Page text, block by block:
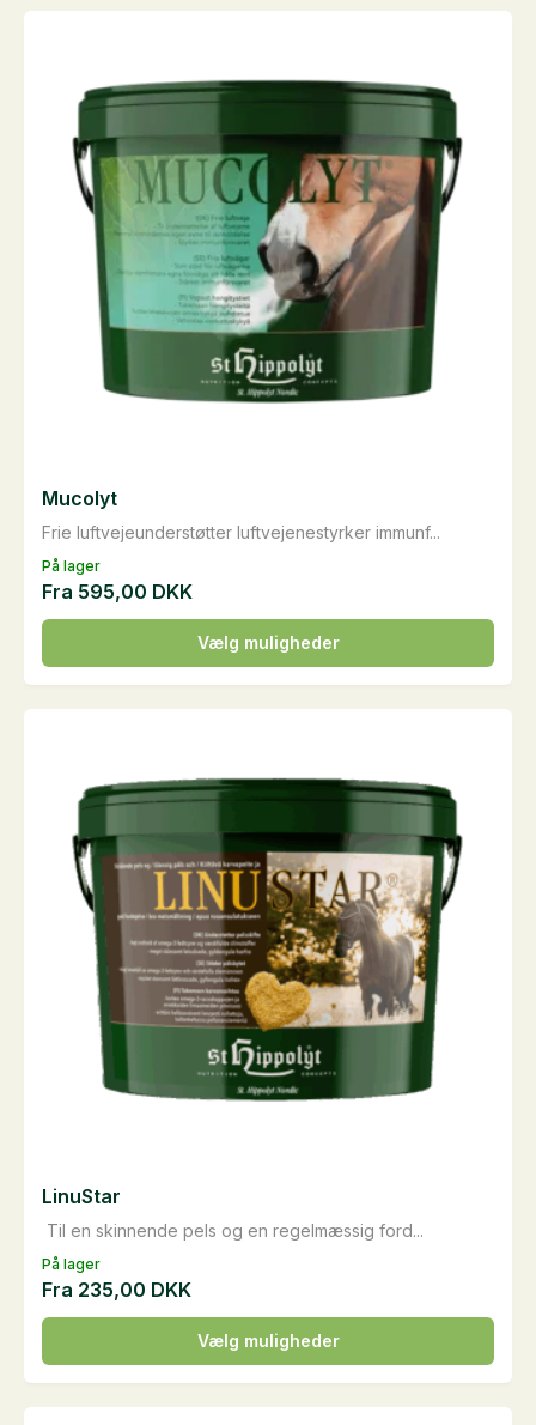
På lager
Frie luftvejeunderstøtter luftvejenestyrker immunf...
Mucolyt
Fra 595,00 DKK
Vælg muligheder
Dette
vare
har
Mulighederne
vælges
varesiden
På lager
Til en skinnende pels og en regelmæssig ford...
LinuStar
Fra 235,00 DKK
Vælg muligheder
Dette
vare
har